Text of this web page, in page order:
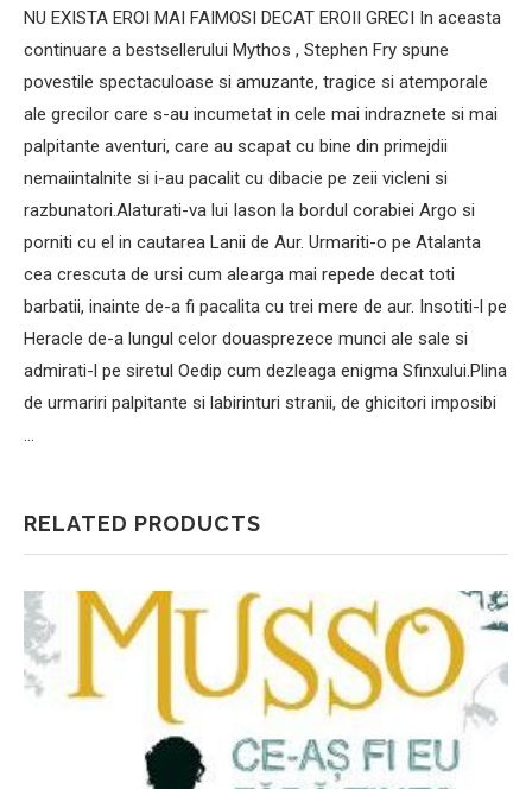
NU EXISTA EROI MAI FAIMOSI DECAT EROII GRECI In aceasta
continuare a bestsellerului Mythos , Stephen Fry spune
povestile spectaculoase si amuzante, tragice si atemporale
ale grecilor care s-au incumetat in cele mai indraznete si mai
palpitante aventuri, care au scapat cu bine din primejdii
nemaiintalnite si i-au pacalit cu dibacie pe zeii vicleni si
razbunatori.Alaturati-va lui Iason la bordul corabiei Argo si
porniti cu el in cautarea Lanii de Aur. Urmariti-o pe Atalanta
cea crescuta de ursi cum alearga mai repede decat toti
barbatii, inainte de-a fi pacalita cu trei mere de aur. Insotiti-l pe
Heracle de-a lungul celor douasprezece munci ale sale si
admirati-l pe siretul Oedip cum dezleaga enigma Sfinxului.Plina
de urmariri palpitante si labirinturi stranii, de ghicitori imposibi
…
RELATED PRODUCTS